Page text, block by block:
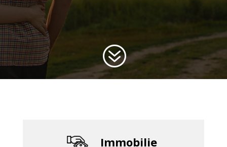
?
Immobilie